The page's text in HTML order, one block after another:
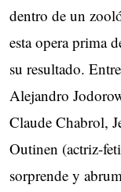
dentro de un
esta opera prima
su resultado. Entre
Alejandro
Claude Chabrol,
Outinen (actriz-
sorprende y